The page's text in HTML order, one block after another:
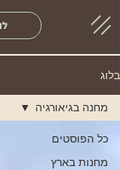
בלוג
כל הפוסטים
מחנות בארץ
מחנה בגיאורגיה